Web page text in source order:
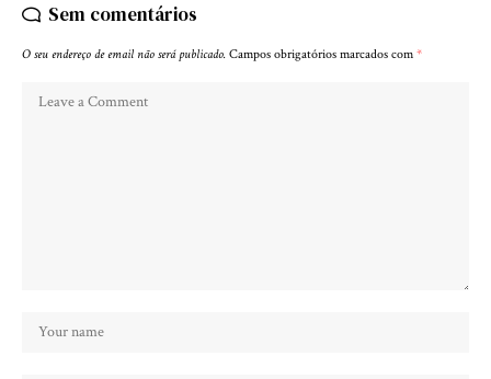
Sem comentários
O seu endereço de email não será publicado. Campos obrigatórios marcados com *